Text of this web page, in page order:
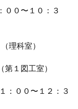
００〜１０：３
科室）
第１図工室）
０〜１２：３